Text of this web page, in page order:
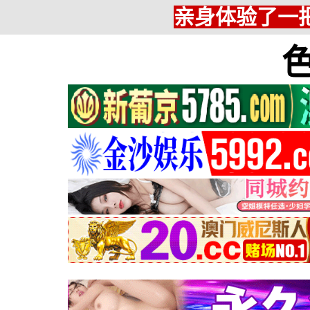
亲身体验了一